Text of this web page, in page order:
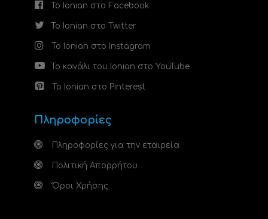
Το Ionian στο Facebook
Το Ionian στο Twitter
Το Ionian στο Instagram
Το κανάλι του Ionian στο YouTube
Το Ionian στο Pinterest
Πληροφορίες
Πληροφορίες για την εταιρεία
Πολιτική Απορρήτου
Όροι Χρήσης